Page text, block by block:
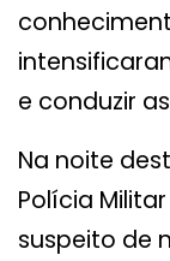
e conduzir
Na noite
Polícia
suspeito de